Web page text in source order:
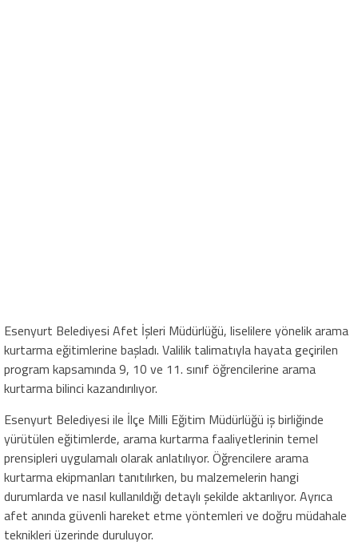
Esenyurt Belediyesi Afet İşleri Müdürlüğü, liselilere yönelik arama
kurtarma eğitimlerine başladı. Valilik talimatıyla hayata geçirilen
program kapsamında 9, 10 ve 11. sınıf öğrencilerine arama
kurtarma bilinci kazandırılıyor.
Esenyurt Belediyesi ile İlçe Milli Eğitim Müdürlüğü iş birliğinde
yürütülen eğitimlerde, arama kurtarma faaliyetlerinin temel
prensipleri uygulamalı olarak anlatılıyor. Öğrencilere arama
kurtarma ekipmanları tanıtılırken, bu malzemelerin hangi
durumlarda ve nasıl kullanıldığı detaylı şekilde aktarılıyor. Ayrıca
afet anında güvenli hareket etme yöntemleri ve doğru müdahale
teknikleri üzerinde duruluyor.